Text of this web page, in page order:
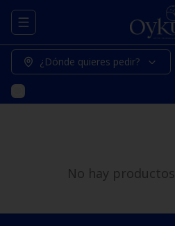
Abrir menu de navegación
¿Dónde quieres pedir?
No hay